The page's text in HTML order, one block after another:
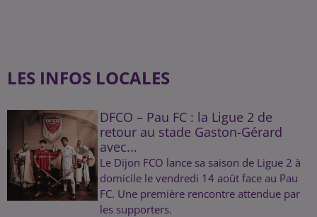
LES INFOS LOCALES
DFCO – Pau FC : la Ligue 2 de
retour au stade Gaston-Gérard
avec...
Le Dijon FCO lance sa saison de Ligue 2 à
domicile le vendredi 14 août face au Pau
FC. Une première rencontre attendue par
les supporters.